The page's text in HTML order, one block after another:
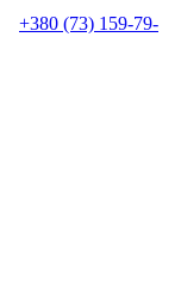
+380 (73) 159-79-